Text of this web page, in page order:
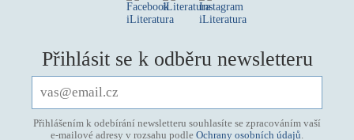
Přihlásit se k odběru newsletteru
Přihlášením k odebírání newsletteru souhlasíte se zpracováním vaší
e-mailové adresy v rozsahu podle Ochrany osobních údajů.